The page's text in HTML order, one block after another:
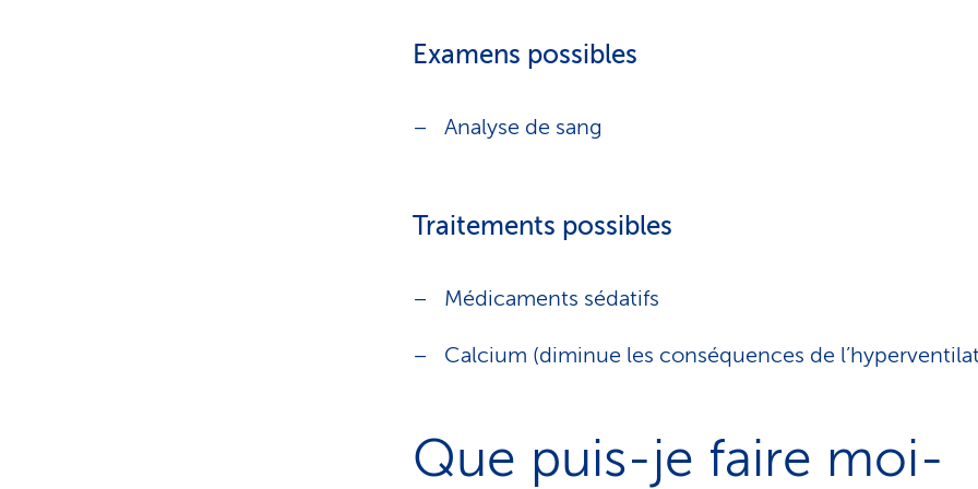
Examens possibles
Analyse de sang
Traitements possibles
Médicaments sédatifs
Calcium (diminue les conséquences de
Que puis-je faire moi-